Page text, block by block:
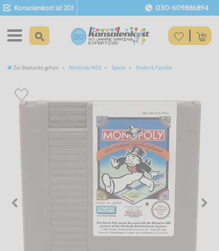
Konsolenkost ist 20! 030-609886894
Zur Startseite gehen Nintendo NES Spiele Kinder & Familie